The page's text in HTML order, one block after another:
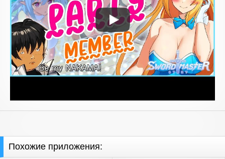
Похожие приложения: